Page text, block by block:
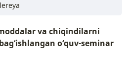
va chiqindilarni
o‘quv-seminar